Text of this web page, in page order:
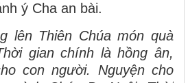
ý Cha an bài.
lên Thiên Chúa món quà
gian chính là hồng ân,
con người. Nguyện cho